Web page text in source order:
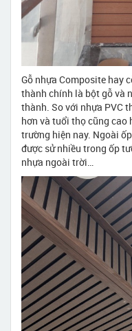
Gỗ nhựa Composite hay
thành chính là bột gỗ và
thành. So với nhựa PVC
hơn và tuổi thọ cũng cao
trường hiện nay. Ngoài
được sử nhiều trong ốp
nhựa ngoài trời…